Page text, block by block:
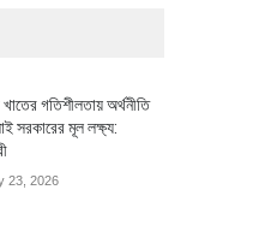
খাতের গতিশীলতায় অর্থনীতি
সরকারের মূল লক্ষ্য:
23, 2026